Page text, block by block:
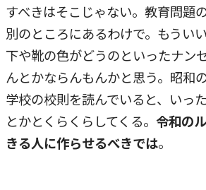
すべきはそこじゃない。教育問題
別のところにあるわけで。もうい
下や靴の色がどうのといったナン
んとかならんもんかと思う。昭和
学校の校則を読んでいると、いっ
とかとくらくらしてくる。 令和の
きる人に作らせるべきでは。